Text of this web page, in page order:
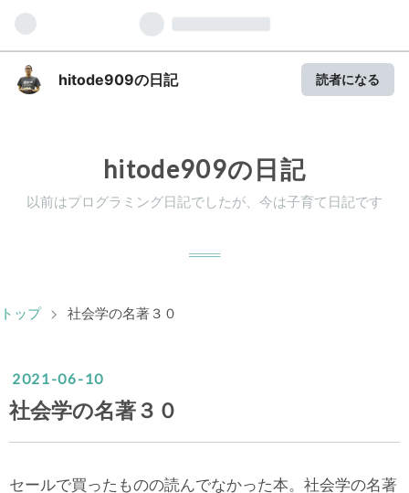
hitode909の日記 読者になる
hitode909の日記
以前はプログラミング日記でしたが、今は子育て日記です
トップ > 社会学の名著３０
2021-06-10
社会学の名著３０
セールで買ったものの読んでなかった本。社会学の名著